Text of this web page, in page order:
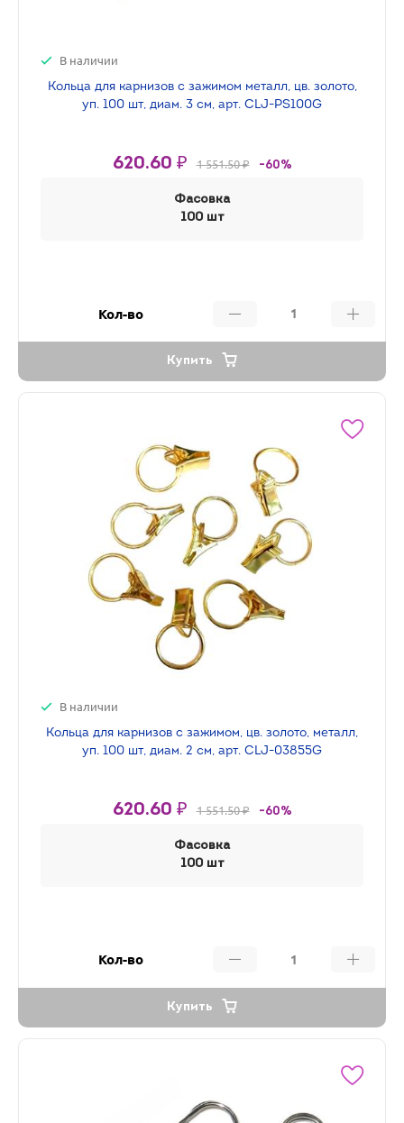
В наличии
Кольца для карнизов с зажимом металл, цв. золото,
уп. 100 шт, диам. 3 см, арт. CLJ-PS100G
620.60 ₽ 1 551.50 ₽ -60%
Фасовка
100 шт
Кол-во
Купить
В наличии
Кольца для карнизов с зажимом, цв. золото, металл,
уп. 100 шт, диам. 2 см, арт. CLJ-03855G
620.60 ₽ 1 551.50 ₽ -60%
Фасовка
100 шт
Кол-во
Купить